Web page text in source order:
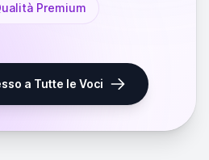
Premium
a Tutte le Voci